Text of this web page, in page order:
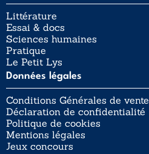
Littérature
Essai & docs
Sciences humaines
Pratique
Le Petit Lys
Données légales
Conditions Générales de vente
Déclaration de confidentialité
Politique de cookies
Mentions légales
Jeux concours